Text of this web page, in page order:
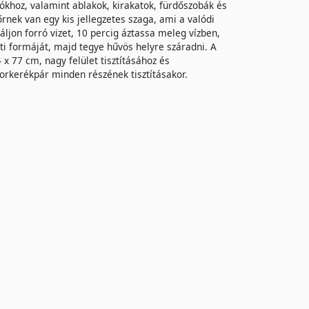
valamint ablakok, kirakatok, fürdőszobák és
van egy kis jellegzetes szaga, ami a valódi
forró vizet, 10 percig áztassa meleg vízben,
formáját, majd tegye hűvös helyre száradni. A
77 cm, nagy felület tisztításához és
minden részének tisztításakor.